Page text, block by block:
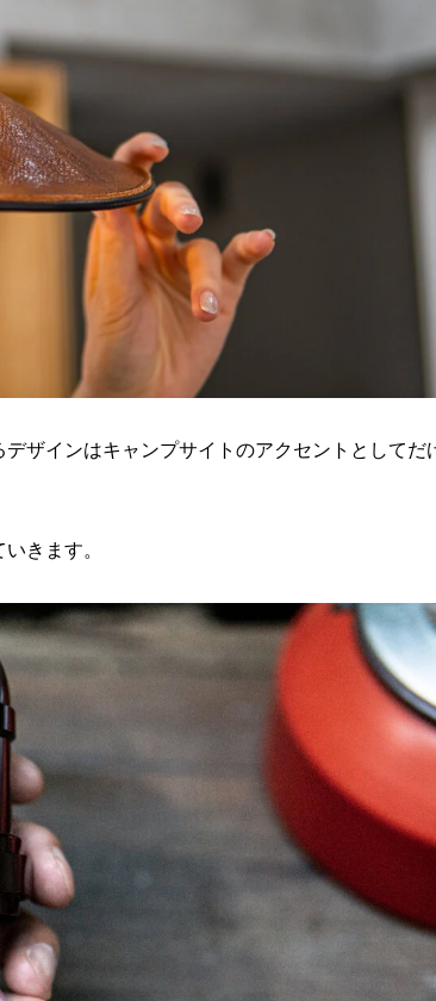
ザインはキャンプサイトのアクセントとしてだ
きます。